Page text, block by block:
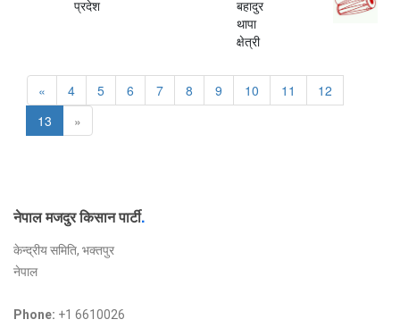
प्रदेश
बहादुर
थापा
क्षेत्री
« 4 5 6 7 8 9 10 11
12
13
»
नेपाल मजदुर किसान पार्टी.
केन्द्रीय समिति, भक्तपुर
नेपाल
Phone: +1 6610026